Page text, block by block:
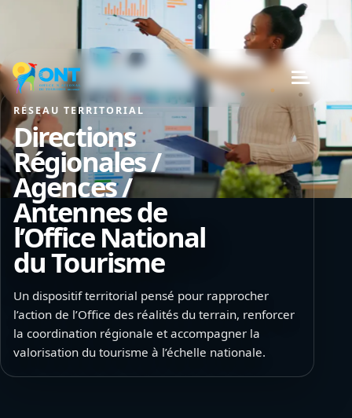
RÉSEAU TERRITORIAL
Directions
Régionales /
Agences /
Antennes de
l’Office National
du Tourisme
Un dispositif territorial pensé pour rapprocher
l’action de l’Office des réalités du terrain, renforcer
la coordination régionale et accompagner la
valorisation du tourisme à l’échelle nationale.